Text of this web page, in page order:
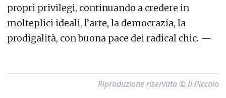
propri privilegi, continuando a credere in
molteplici ideali, l’arte, la democrazia, la
prodigalità, con buona pace dei radical chic. —
Riproduzione riservata © Il Piccolo